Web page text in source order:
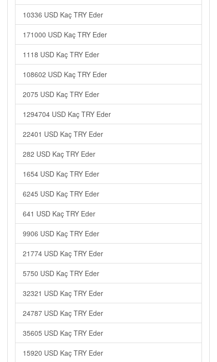
10336 USD Kaç TRY Eder
171000 USD Kaç TRY Eder
1118 USD Kaç TRY Eder
108602 USD Kaç TRY Eder
2075 USD Kaç TRY Eder
1294704 USD Kaç TRY Eder
22401 USD Kaç TRY Eder
282 USD Kaç TRY Eder
1654 USD Kaç TRY Eder
6245 USD Kaç TRY Eder
641 USD Kaç TRY Eder
9906 USD Kaç TRY Eder
21774 USD Kaç TRY Eder
5750 USD Kaç TRY Eder
32321 USD Kaç TRY Eder
24787 USD Kaç TRY Eder
35605 USD Kaç TRY Eder
15920 USD Kaç TRY Eder